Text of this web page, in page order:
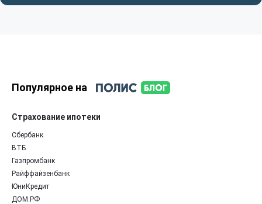
Популярное на
Страхование ипотеки
Сбербанк
ВТБ
Газпромбанк
Райффайзенбанк
ЮниКредит
ДОМ.РФ